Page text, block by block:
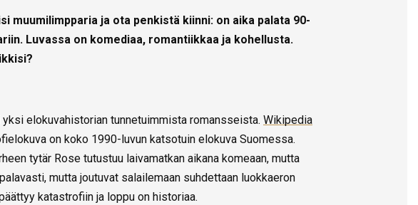
muumilimpparia ja ota penkistä kiinni: on aika palata 90-
Luvassa on komediaa, romantiikkaa ja kohellusta.
elokuvahistorian tunnetuimmista romansseista. Wikipedia
on koko 1990-luvun katsotuin elokuva Suomessa.
tytär Rose tutustuu laivamatkan aikana komeaan, mutta
mutta joutuvat salailemaan suhdettaan luokkaeron
katastrofiin ja loppu on historiaa.